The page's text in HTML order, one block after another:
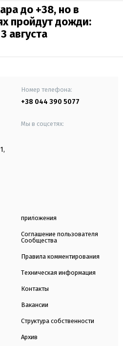
до +38, но в
пройдут дожди:
августа
Номер телефона:
+38 044 390 5077
Мы в соцсетях:
приложения
Соглашение пользователя
Сообщества
Правила комментирования
Техническая информация
Контакты
Вакансии
Структура собственности
Архив